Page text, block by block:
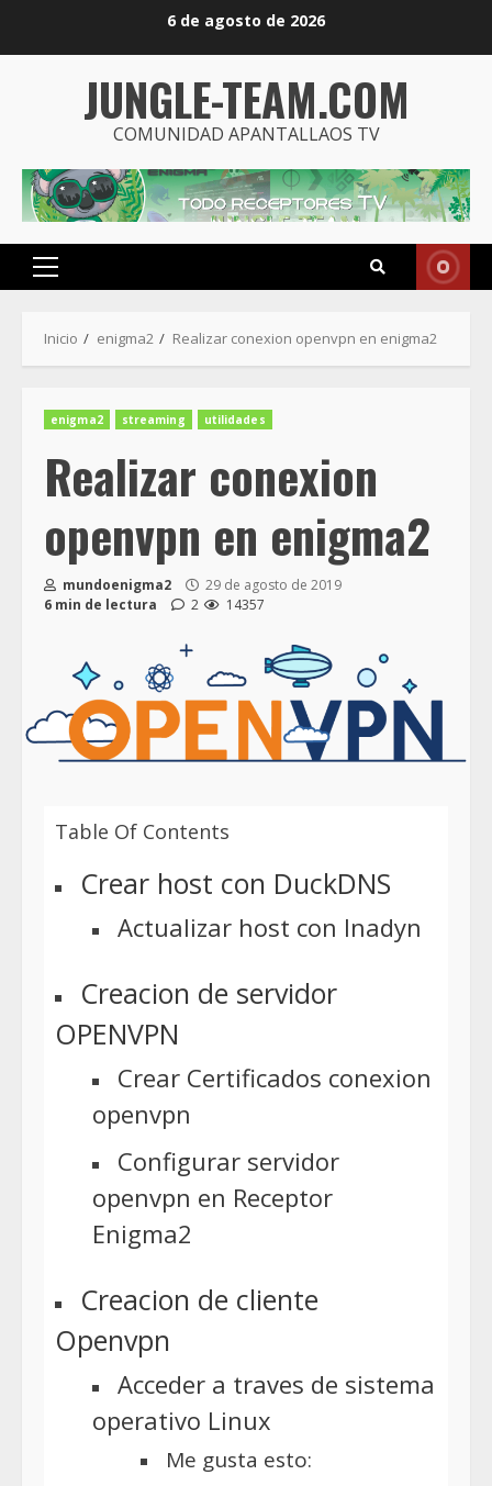
6 de agosto de 2026
JUNGLE-TEAM.COM
COMUNIDAD APANTALLAOS TV
Menú
Inicio enigma2 Realizar conexion openvpn en enigma2
enigma2 streaming utilidades
Realizar conexion
openvpn en enigma2
mundoenigma2
29 de agosto de 2019
6 min de lectura
2 14357
Table Of Contents
Crear host con DuckDNS
Actualizar host con Inadyn
Creacion de servidor
OPENVPN
Crear Certificados conexion
openvpn
Configurar servidor
openvpn en Receptor
Enigma2
Creacion de cliente
Openvpn
Acceder a traves de sistema
operativo Linux
Me gusta esto: